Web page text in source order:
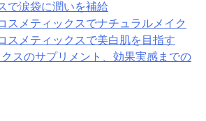
で涙袋に潤いを補給
スメティックスでナチュラルメイク
スメティックスで美白肌を目指す
クスのサプリメント、効果実感までの